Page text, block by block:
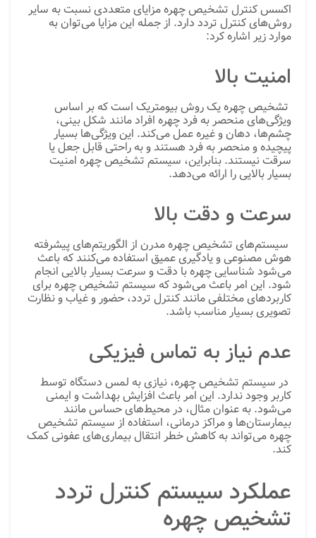
اکسس کنترل تشخیص چهره مزایای متعددی نسبت به سایر
روش‌های کنترل تردد دارد. از جمله این مزایا می‌توان به
موارد زیر اشاره کرد:
امنیت بالا
تشخیص چهره یک روش بیومتریک است که بر اساس
ویژگی‌های منحصر به فرد چهره افراد مانند شکل بینی،
چشم‌ها، دهان و غیره عمل می‌کند. این ویژگی‌ها بسیار
پیچیده و منحصر به فرد هستند و به راحتی قابل جعل یا
سرقت نیستند. بنابراین، سیستم تشخیص چهره امنیت
بسیار بالایی را ارائه می‌دهد.
سرعت و دقت بالا
سیستم‌های تشخیص چهره مدرن از الگوریتم‌های پیشرفته
هوش مصنوعی و یادگیری عمیق استفاده می‌کنند که باعث
می‌شود شناسایی چهره با دقت و سرعت بسیار بالایی انجام
شود. این امر باعث می‌شود که سیستم تشخیص چهره برای
کاربردهای مختلفی مانند کنترل تردد، حضور و غیاب و نظارت
تصویری بسیار مناسب باشد.
عدم نیاز به تماس فیزیکی
در سیستم تشخیص چهره، نیازی به لمس دستگاه توسط
کاربر وجود ندارد. این امر باعث افزایش بهداشت و ایمنی
می‌شود. به عنوان مثال، در محیط‌های حساس مانند
بیمارستان‌ها و مراکز درمانی، استفاده از سیستم تشخیص
چهره می‌تواند به کاهش خطر انتقال بیماری‌های عفونی کمک
کند.
عملکرد سیستم کنترل تردد
تشخیص چهره